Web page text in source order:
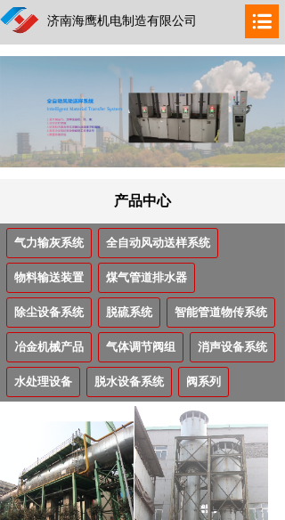
产品中心
气力输灰系统 全自动风动送样系统
物料输送装置 煤气管道排水器
除尘设备系统 脱硫系统 智能管道物传系统
冶金机械产品 气体调节阀组 消声设备系统
水处理设备 脱水设备系统 阀系列
济南海鹰机电制造有限公司